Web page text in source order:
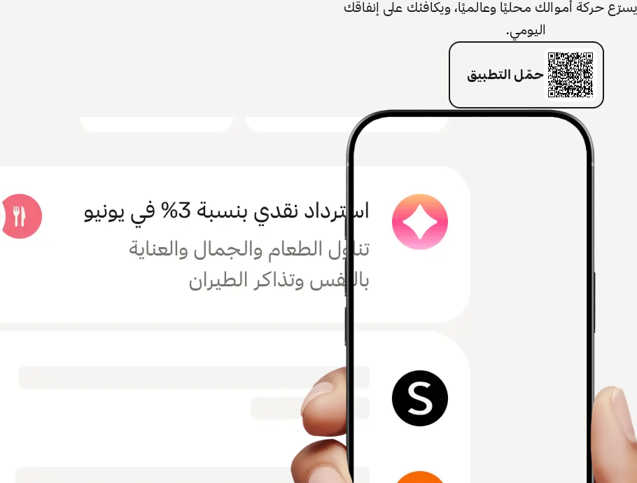
حركة أموالك محليًا وعالميًا، ويكافئك على إنفاقك
اليومي.
حمّل التطبيق